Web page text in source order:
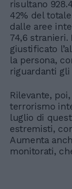
risultano
42% del
dalle aree
74,6
giustificato
la persona,
riguardanti
Rilevante,
terrorismo
luglio di
estremisti,
Aumenta
monitorati,